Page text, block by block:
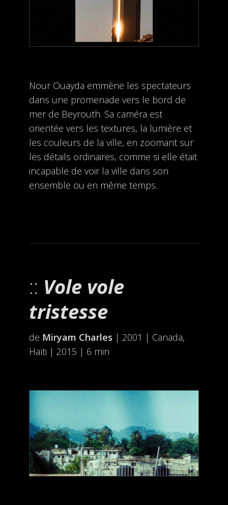
Nour Ouayda emmène les spectateurs
dans une promenade vers le bord de
mer de Beyrouth. Sa caméra est
orientée vers les textures, la lumière et
les couleurs de la ville, en zoomant sur
les détails ordinaires, comme si elle était
incapable de voir la ville dans son
ensemble ou en même temps.
Vole vole
tristesse
de Miryam Charles | 2001 | Canada,
Haïti | 2015 | 6 min